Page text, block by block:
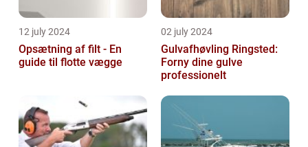
12 july 2024
Opsætning af filt - En
guide til flotte vægge
02 july 2024
Gulvafhøvling Ringsted:
Forny dine gulve
professionelt